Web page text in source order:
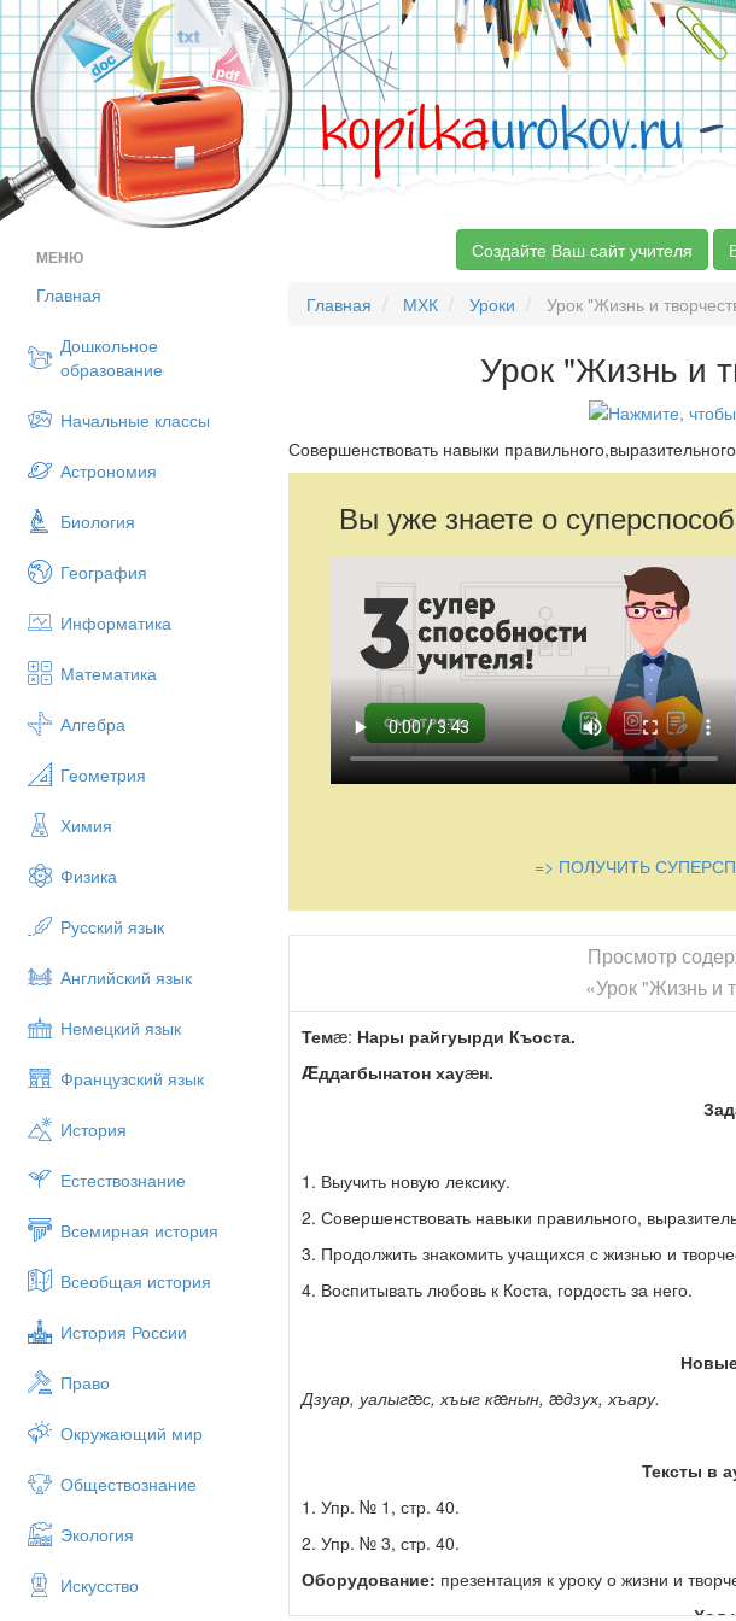
kopilkaurokov.ru-
МЕНЮ
Главная
Дошкольное
образование
Начальные классы
Астрономия
Биология
География
Информатика
Математика
Алгебра
Геометрия
Химия
Физика
Русский язык
Английский язык
Немецкий язык
Французский язык
История
Естествознание
Всемирная история
Всеобщая история
История России
Право
Окружающий мир
Обществознание
Экология
Искусство
Создайте Ваш сайт учителя
Главная МХК Уроки Урок "Жизнь и
Урок "Жизнь и
Совершенствовать навыки
Вы уже знаете о
=> ПОЛУЧИТЬ
Просмотр
«Урок "Жизнь и
Темæ: Нары райгуырди Къоста.
Æддагбынатон хауæн.
1. Выучить новую лексику.
2. Совершенствовать навыки правильного,
3. Продолжить знакомить учащихся с жизнью и
4. Воспитывать любовь к Коста, гордость за него.
Дзуар, уалыгæс, хъыг кæнын, æдзух, хъару.
Тексты в
1. Упр. № 1, стр. 40.
2. Упр. № 3, стр. 40.
Оборудование: презентация к уроку о жизни и
Ход